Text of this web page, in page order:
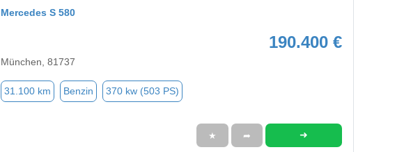
Mercedes S 580
190.400 €
München, 81737
31.100 km Benzin 370 kw (503 PS)
★ ➦ ➜